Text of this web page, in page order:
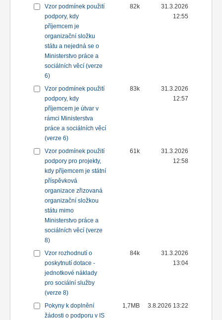
Vzor podmínek použití
podpory, kdy
příjemcem je
organizační složku
státu a nejedná se o
Ministerstvo práce a
sociálních věcí (verze
6)
82k
31.3.2026
12:55
Vzor podmínek použití
podpory, kdy
příjemcem je útvar v
rámci Ministerstva
práce a sociálních věcí
(verze 6)
83k
31.3.2026
12:57
Vzor podmínek použití
podpory pro projekty,
kdy příjemcem je státní
příspěvková
organizace zřizovaná
organizační složkou
státu mimo
Ministerstvo práce a
sociálních věcí (verze
8)
61k
31.3.2026
12:58
Vzor rozhodnutí o
poskytnutí dotace -
jednotkové náklady
pro sociální služby
(verze 8)
84k
31.3.2026
13:04
Pokyny k doplnění
žádosti o podporu v IS
1,7MB 3.8.2026 13:22